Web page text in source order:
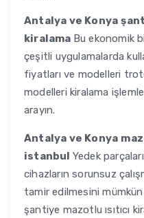
Antalya ve Konya
kiralama Bu ekonomik
çeşitli uygulamalarda
fiyatları ve modelleri
modelleri kiralama
arayın.
Antalya ve Konya
istanbul Yedek
cihazların sorunsuz
tamir edilmesini mümkün
şantiye mazotlu ısıtıcı